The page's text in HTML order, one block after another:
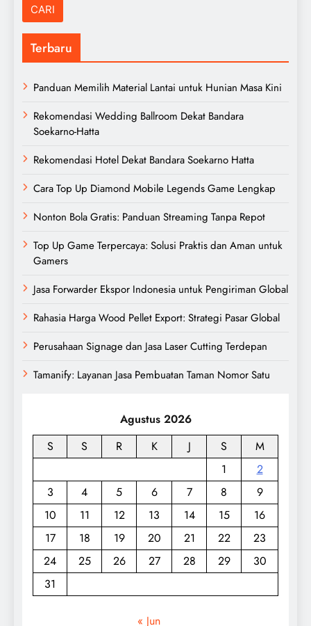
Terbaru
Panduan Memilih Material Lantai untuk Hunian Masa Kini
Rekomendasi Wedding Ballroom Dekat Bandara
Soekarno-Hatta
Rekomendasi Hotel Dekat Bandara Soekarno Hatta
Cara Top Up Diamond Mobile Legends Game Lengkap
Nonton Bola Gratis: Panduan Streaming Tanpa Repot
Top Up Game Terpercaya: Solusi Praktis dan Aman untuk
Gamers
Jasa Forwarder Ekspor Indonesia untuk Pengiriman Global
Rahasia Harga Wood Pellet Export: Strategi Pasar Global
Perusahaan Signage dan Jasa Laser Cutting Terdepan
Tamanify: Layanan Jasa Pembuatan Taman Nomor Satu
Agustus 2026
S
S R K J S
M
1
2
3
4 5 6 7 8
9
10
11 12 13 14 15
16
17
18 19 20 21 22
23
24
25 26 27 28 29
30
31
« Jun